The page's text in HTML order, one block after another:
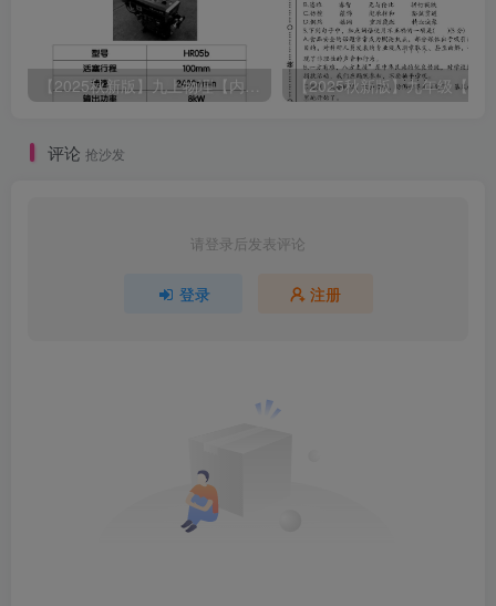
【2025秋新版】九上物理【内能】必刷易错题
评论 抢沙发
请登录后发表评论
登录 注册